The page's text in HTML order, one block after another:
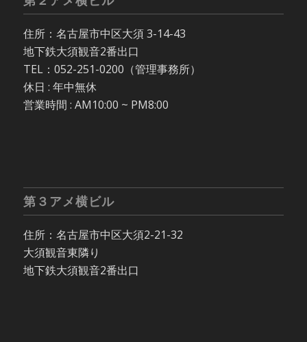
住所：名古屋市中区大須 3-14-43
地下鉄大須観音2番出口
TEL：052-251-0200（管理事務所）
休日 : 年中無休
営業時間 : AM10:00 ~ PM8:00
第３アメ横ビル
住所：名古屋市中区大須2-21-32
大須観音東隣り
地下鉄大須観音2番出口